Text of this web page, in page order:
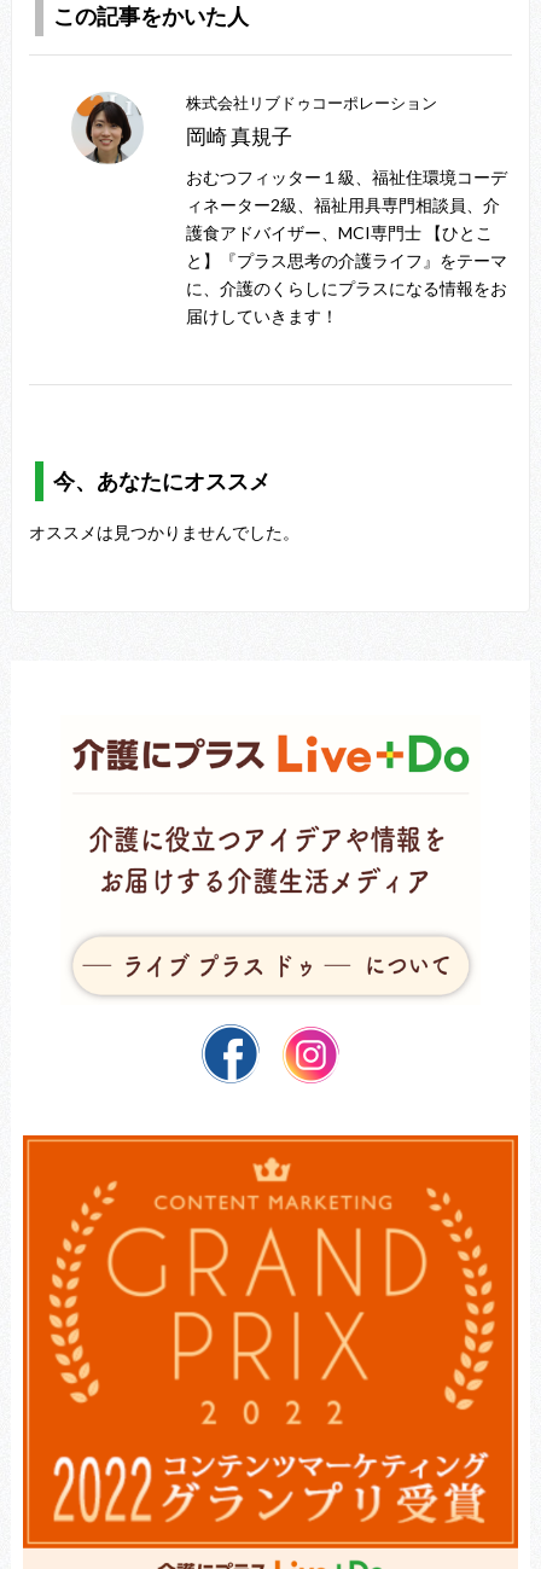
この記事をかいた人
株式会社リブドゥコーポレーション
岡崎 真規子
おむつフィッター１級、福祉住環境コーデ
ィネーター2級、福祉用具専門相談員、介
護食アドバイザー、MCI専門士 【ひとこ
と】『プラス思考の介護ライフ』をテーマ
に、介護のくらしにプラスになる情報をお
届けしていきます！
今、あなたにオススメ
オススメは見つかりませんでした。